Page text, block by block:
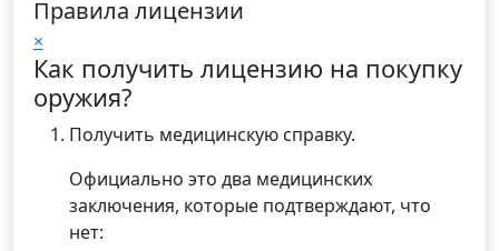
Правила лицензии
×
Как получить лицензию на покупку
оружия?
Получить медицинскую справку.
Официально это два медицинских
заключения, которые подтверждают, что
нет: